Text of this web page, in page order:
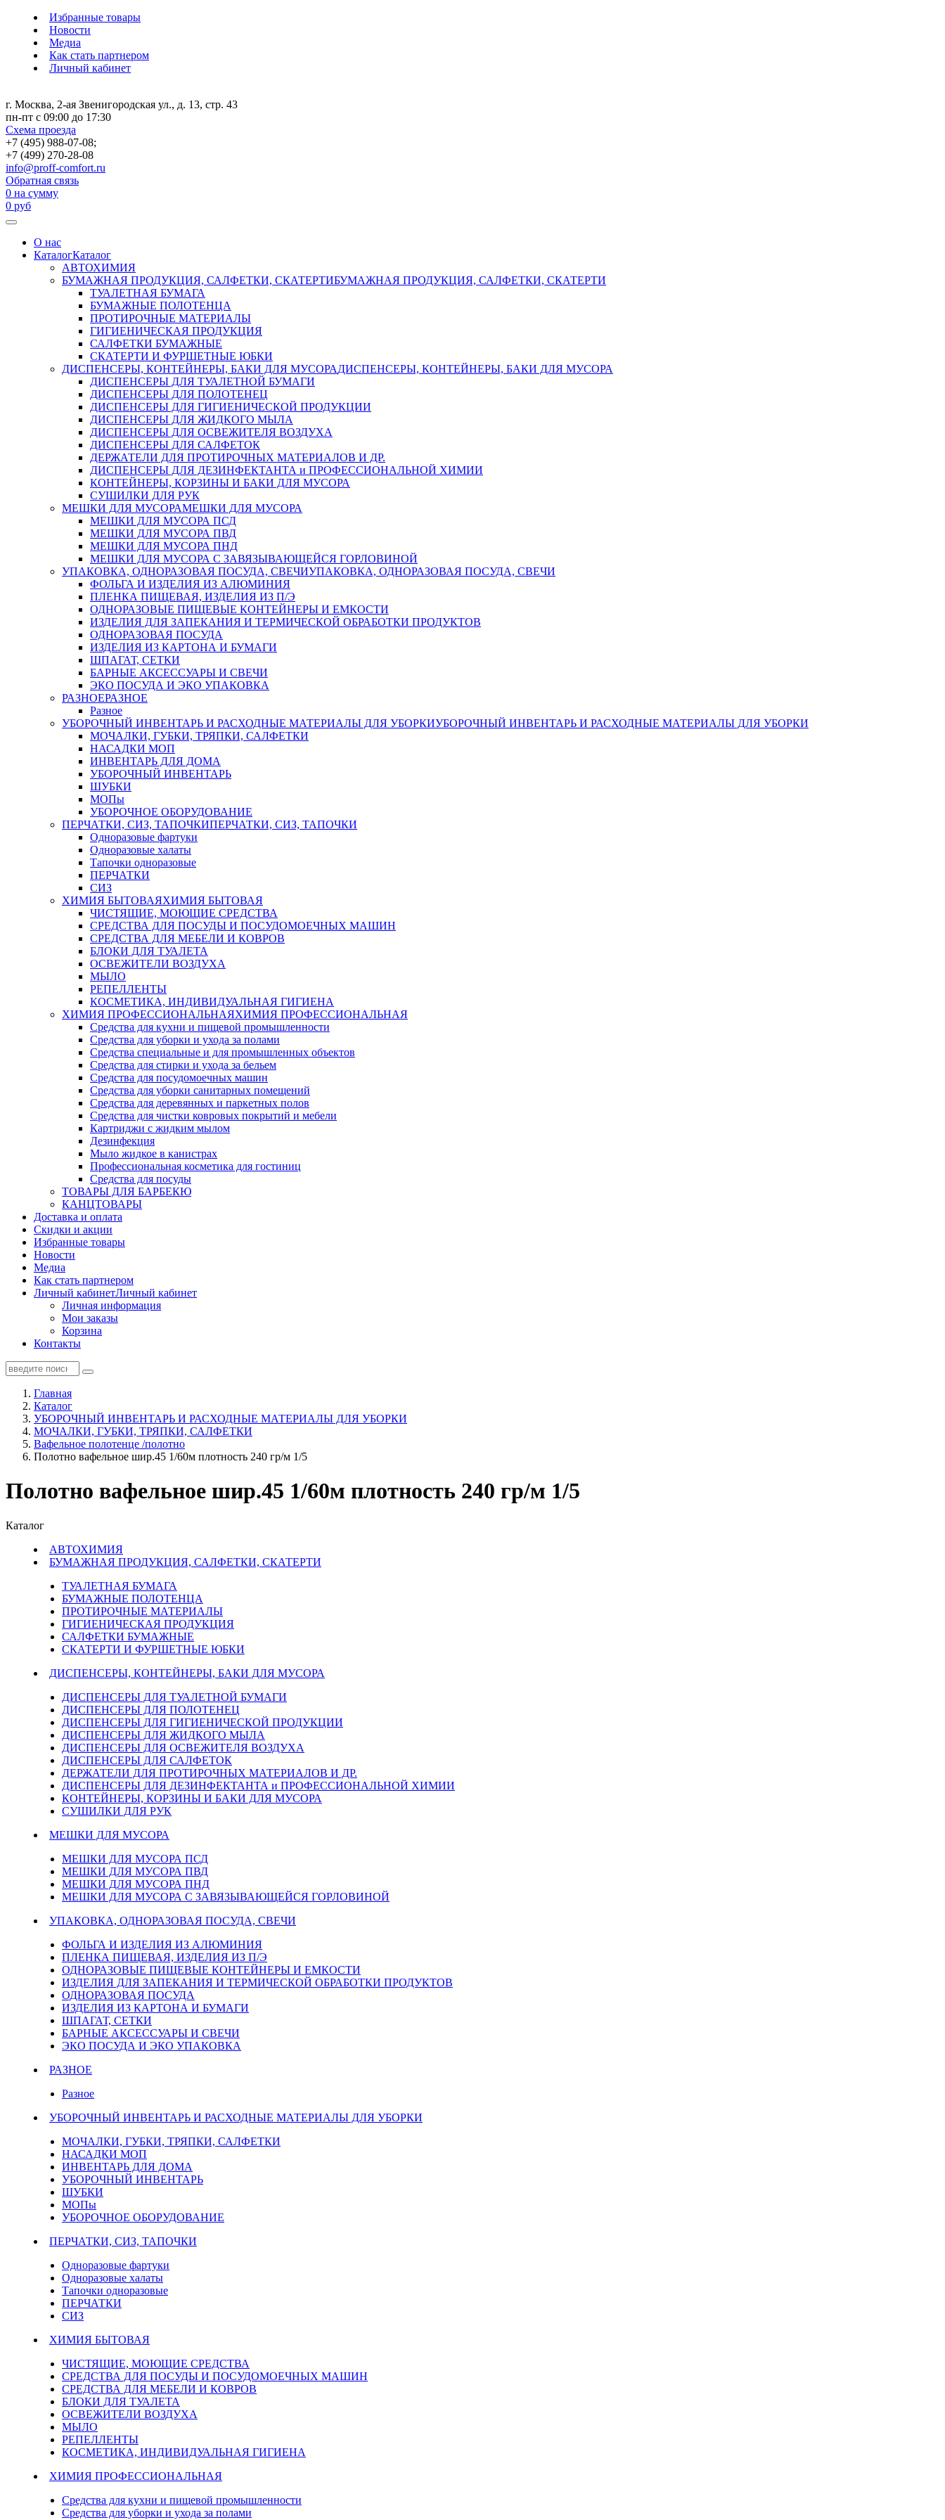
Избранные товары
Новости
Медиа
Как стать партнером
Личный кабинет
г. Москва, 2-ая Звенигородская ул., д. 13, стр. 43
пн-пт с 09:00 до 17:30
Схема проезда
+7 (495) 988-07-08;
+7 (499) 270-28-08
info@proff-comfort.ru
Обратная связь
0 на сумму
0 руб
О нас
КаталогКаталог
АВТОХИМИЯ
БУМАЖНАЯ ПРОДУКЦИЯ, САЛФЕТКИ, СКАТЕРТИБУМАЖНАЯ ПРОДУКЦИЯ, САЛФЕТКИ, СКАТЕРТИ
ТУАЛЕТНАЯ БУМАГА
БУМАЖНЫЕ ПОЛОТЕНЦА
ПРОТИРОЧНЫЕ МАТЕРИАЛЫ
ГИГИЕНИЧЕСКАЯ ПРОДУКЦИЯ
САЛФЕТКИ БУМАЖНЫЕ
СКАТЕРТИ И ФУРШЕТНЫЕ ЮБКИ
ДИСПЕНСЕРЫ, КОНТЕЙНЕРЫ, БАКИ ДЛЯ МУСОРАДИСПЕНСЕРЫ, КОНТЕЙНЕРЫ, БАКИ ДЛЯ МУСОРА
ДИСПЕНСЕРЫ ДЛЯ ТУАЛЕТНОЙ БУМАГИ
ДИСПЕНСЕРЫ ДЛЯ ПОЛОТЕНЕЦ
ДИСПЕНСЕРЫ ДЛЯ ГИГИЕНИЧЕСКОЙ ПРОДУКЦИИ
ДИСПЕНСЕРЫ ДЛЯ ЖИДКОГО МЫЛА
ДИСПЕНСЕРЫ ДЛЯ ОСВЕЖИТЕЛЯ ВОЗДУХА
ДИСПЕНСЕРЫ ДЛЯ САЛФЕТОК
ДЕРЖАТЕЛИ ДЛЯ ПРОТИРОЧНЫХ МАТЕРИАЛОВ И ДР.
ДИСПЕНСЕРЫ ДЛЯ ДЕЗИНФЕКТАНТА и ПРОФЕССИОНАЛЬНОЙ ХИМИИ
КОНТЕЙНЕРЫ, КОРЗИНЫ И БАКИ ДЛЯ МУСОРА
СУШИЛКИ ДЛЯ РУК
МЕШКИ ДЛЯ МУСОРАМЕШКИ ДЛЯ МУСОРА
МЕШКИ ДЛЯ МУСОРА ПСД
МЕШКИ ДЛЯ МУСОРА ПВД
МЕШКИ ДЛЯ МУСОРА ПНД
МЕШКИ ДЛЯ МУСОРА С ЗАВЯЗЫВАЮЩЕЙСЯ ГОРЛОВИНОЙ
УПАКОВКА, ОДНОРАЗОВАЯ ПОСУДА, СВЕЧИУПАКОВКА, ОДНОРАЗОВАЯ ПОСУДА, СВЕЧИ
ФОЛЬГА И ИЗДЕЛИЯ ИЗ АЛЮМИНИЯ
ПЛЕНКА ПИЩЕВАЯ, ИЗДЕЛИЯ ИЗ П/Э
ОДНОРАЗОВЫЕ ПИЩЕВЫЕ КОНТЕЙНЕРЫ И ЕМКОСТИ
ИЗДЕЛИЯ ДЛЯ ЗАПЕКАНИЯ И ТЕРМИЧЕСКОЙ ОБРАБОТКИ ПРОДУКТОВ
ОДНОРАЗОВАЯ ПОСУДА
ИЗДЕЛИЯ ИЗ КАРТОНА И БУМАГИ
ШПАГАТ, СЕТКИ
БАРНЫЕ АКСЕССУАРЫ И СВЕЧИ
ЭКО ПОСУДА И ЭКО УПАКОВКА
РАЗНОЕРАЗНОЕ
Разное
УБОРОЧНЫЙ ИНВЕНТАРЬ И РАСХОДНЫЕ МАТЕРИАЛЫ ДЛЯ УБОРКИУБОРОЧНЫЙ ИНВЕНТАРЬ И РАСХОДНЫЕ МАТЕРИАЛЫ ДЛЯ УБОРКИ
МОЧАЛКИ, ГУБКИ, ТРЯПКИ, САЛФЕТКИ
НАСАДКИ МОП
ИНВЕНТАРЬ ДЛЯ ДОМА
УБОРОЧНЫЙ ИНВЕНТАРЬ
ШУБКИ
МОПы
УБОРОЧНОЕ ОБОРУДОВАНИЕ
ПЕРЧАТКИ, СИЗ, ТАПОЧКИПЕРЧАТКИ, СИЗ, ТАПОЧКИ
Одноразовые фартуки
Одноразовые халаты
Тапочки одноразовые
ПЕРЧАТКИ
СИЗ
ХИМИЯ БЫТОВАЯХИМИЯ БЫТОВАЯ
ЧИСТЯЩИЕ, МОЮЩИЕ СРЕДСТВА
СРЕДСТВА ДЛЯ ПОСУДЫ И ПОСУДОМОЕЧНЫХ МАШИН
СРЕДСТВА ДЛЯ МЕБЕЛИ И КОВРОВ
БЛОКИ ДЛЯ ТУАЛЕТА
ОСВЕЖИТЕЛИ ВОЗДУХА
МЫЛО
РЕПЕЛЛЕНТЫ
КОСМЕТИКА, ИНДИВИДУАЛЬНАЯ ГИГИЕНА
ХИМИЯ ПРОФЕССИОНАЛЬНАЯХИМИЯ ПРОФЕССИОНАЛЬНАЯ
Средства для кухни и пищевой промышленности
Средства для уборки и ухода за полами
Средства специальные и для промышленных объектов
Средства для стирки и ухода за бельем
Средства для посудомоечных машин
Средства для уборки санитарных помещений
Средства для деревянных и паркетных полов
Средства для чистки ковровых покрытий и мебели
Картриджи с жидким мылом
Дезинфекция
Мыло жидкое в канистрах
Профессиональная косметика для гостиниц
Средства для посуды
ТОВАРЫ ДЛЯ БАРБЕКЮ
КАНЦТОВАРЫ
Доставка и оплата
Скидки и акции
Избранные товары
Новости
Медиа
Как стать партнером
Личный кабинетЛичный кабинет
Личная информация
Мои заказы
Корзина
Контакты
Главная
Каталог
УБОРОЧНЫЙ ИНВЕНТАРЬ И РАСХОДНЫЕ МАТЕРИАЛЫ ДЛЯ УБОРКИ
МОЧАЛКИ, ГУБКИ, ТРЯПКИ, САЛФЕТКИ
Вафельное полотенце /полотно
Полотно вафельное шир.45 1/60м плотность 240 гр/м 1/5
Полотно вафельное шир.45 1/60м плотность 240 гр/м 1/5
Каталог
АВТОХИМИЯ
БУМАЖНАЯ ПРОДУКЦИЯ, САЛФЕТКИ, СКАТЕРТИ
ТУАЛЕТНАЯ БУМАГА
БУМАЖНЫЕ ПОЛОТЕНЦА
ПРОТИРОЧНЫЕ МАТЕРИАЛЫ
ГИГИЕНИЧЕСКАЯ ПРОДУКЦИЯ
САЛФЕТКИ БУМАЖНЫЕ
СКАТЕРТИ И ФУРШЕТНЫЕ ЮБКИ
ДИСПЕНСЕРЫ, КОНТЕЙНЕРЫ, БАКИ ДЛЯ МУСОРА
ДИСПЕНСЕРЫ ДЛЯ ТУАЛЕТНОЙ БУМАГИ
ДИСПЕНСЕРЫ ДЛЯ ПОЛОТЕНЕЦ
ДИСПЕНСЕРЫ ДЛЯ ГИГИЕНИЧЕСКОЙ ПРОДУКЦИИ
ДИСПЕНСЕРЫ ДЛЯ ЖИДКОГО МЫЛА
ДИСПЕНСЕРЫ ДЛЯ ОСВЕЖИТЕЛЯ ВОЗДУХА
ДИСПЕНСЕРЫ ДЛЯ САЛФЕТОК
ДЕРЖАТЕЛИ ДЛЯ ПРОТИРОЧНЫХ МАТЕРИАЛОВ И ДР.
ДИСПЕНСЕРЫ ДЛЯ ДЕЗИНФЕКТАНТА и ПРОФЕССИОНАЛЬНОЙ ХИМИИ
КОНТЕЙНЕРЫ, КОРЗИНЫ И БАКИ ДЛЯ МУСОРА
СУШИЛКИ ДЛЯ РУК
МЕШКИ ДЛЯ МУСОРА
МЕШКИ ДЛЯ МУСОРА ПСД
МЕШКИ ДЛЯ МУСОРА ПВД
МЕШКИ ДЛЯ МУСОРА ПНД
МЕШКИ ДЛЯ МУСОРА С ЗАВЯЗЫВАЮЩЕЙСЯ ГОРЛОВИНОЙ
УПАКОВКА, ОДНОРАЗОВАЯ ПОСУДА, СВЕЧИ
ФОЛЬГА И ИЗДЕЛИЯ ИЗ АЛЮМИНИЯ
ПЛЕНКА ПИЩЕВАЯ, ИЗДЕЛИЯ ИЗ П/Э
ОДНОРАЗОВЫЕ ПИЩЕВЫЕ КОНТЕЙНЕРЫ И ЕМКОСТИ
ИЗДЕЛИЯ ДЛЯ ЗАПЕКАНИЯ И ТЕРМИЧЕСКОЙ ОБРАБОТКИ ПРОДУКТОВ
ОДНОРАЗОВАЯ ПОСУДА
ИЗДЕЛИЯ ИЗ КАРТОНА И БУМАГИ
ШПАГАТ, СЕТКИ
БАРНЫЕ АКСЕССУАРЫ И СВЕЧИ
ЭКО ПОСУДА И ЭКО УПАКОВКА
РАЗНОЕ
Разное
УБОРОЧНЫЙ ИНВЕНТАРЬ И РАСХОДНЫЕ МАТЕРИАЛЫ ДЛЯ УБОРКИ
МОЧАЛКИ, ГУБКИ, ТРЯПКИ, САЛФЕТКИ
НАСАДКИ МОП
ИНВЕНТАРЬ ДЛЯ ДОМА
УБОРОЧНЫЙ ИНВЕНТАРЬ
ШУБКИ
МОПы
УБОРОЧНОЕ ОБОРУДОВАНИЕ
ПЕРЧАТКИ, СИЗ, ТАПОЧКИ
Одноразовые фартуки
Одноразовые халаты
Тапочки одноразовые
ПЕРЧАТКИ
СИЗ
ХИМИЯ БЫТОВАЯ
ЧИСТЯЩИЕ, МОЮЩИЕ СРЕДСТВА
СРЕДСТВА ДЛЯ ПОСУДЫ И ПОСУДОМОЕЧНЫХ МАШИН
СРЕДСТВА ДЛЯ МЕБЕЛИ И КОВРОВ
БЛОКИ ДЛЯ ТУАЛЕТА
ОСВЕЖИТЕЛИ ВОЗДУХА
МЫЛО
РЕПЕЛЛЕНТЫ
КОСМЕТИКА, ИНДИВИДУАЛЬНАЯ ГИГИЕНА
ХИМИЯ ПРОФЕССИОНАЛЬНАЯ
Средства для кухни и пищевой промышленности
Средства для уборки и ухода за полами